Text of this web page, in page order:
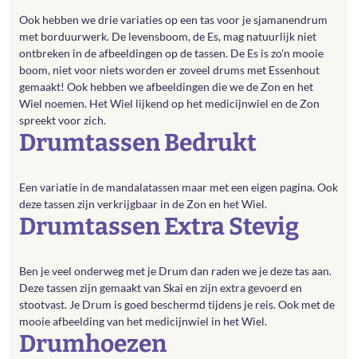
Ook hebben we drie variaties op een tas voor je sjamanendrum
met borduurwerk. De levensboom, de Es, mag natuurlijk niet
ontbreken in de afbeeldingen op de tassen. De Es is zo'n mooie
boom, niet voor niets worden er zoveel drums met Essenhout
gemaakt! Ook hebben we afbeeldingen die we de Zon en het
Wiel noemen. Het Wiel lijkend op het medicijnwiel en de Zon
spreekt voor zich.
Drumtassen Bedrukt
Een variatie in de mandalatassen maar met een eigen pagina. Ook
deze tassen zijn verkrijgbaar in de Zon en het Wiel.
Drumtassen Extra Stevig
Ben je veel onderweg met je Drum dan raden we je deze tas aan.
Deze tassen zijn gemaakt van Skai en zijn extra gevoerd en
stootvast. Je Drum is goed beschermd tijdens je reis. Ook met de
mooie afbeelding van het medicijnwiel in het Wiel.
Drumhoezen